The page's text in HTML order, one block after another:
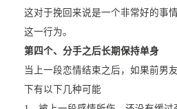
这对于挽回来说是一个非常好的事
这一行为。
第四个、分手之后长期保持单身
当上一段恋情结束之后，如果前男
下有以下几种可能